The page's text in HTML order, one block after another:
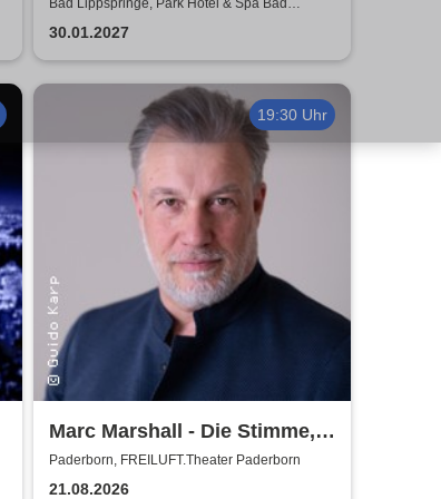
Bad Lippspringe, Park Hotel & Spa Bad
Lippspringe
30.01.2027
19:30 Uhr
Marc Marshall - Die Stimme,
die berührt - Open Air 2026
Paderborn, FREILUFT.Theater Paderborn
21.08.2026